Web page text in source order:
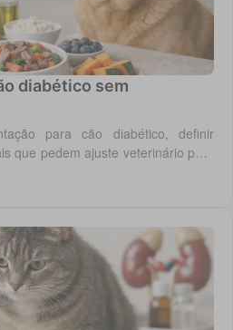
diabético sem
para cão diabético, definir
que pedem ajuste veterinário para